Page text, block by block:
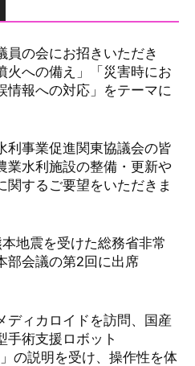
員の会にお招きいただき
火への備え」「災害時にお
情報への対応」をテーマに
利事業促進関東協議会の皆
業水利施設の整備・更新や
関するご要望をいただきま
地震を受けた総務省非常
部会議の第2回に出席
ディカロイドを訪問、国産
手術支援ロボット
」の説明を受け、操作性を体